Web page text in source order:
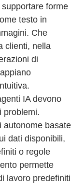
forme
testo in
Che
clienti, nella
di
IA devono
problemi.
autonome basate
dati disponibili,
o regole
permette
lavoro predefiniti